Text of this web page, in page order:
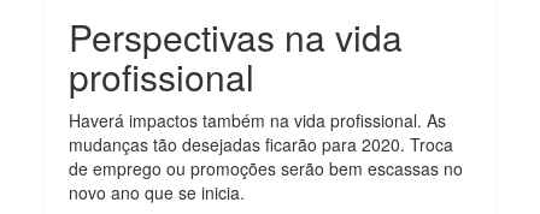
Perspectivas na vida
profissional
Haverá impactos também na vida profissional. As
mudanças tão desejadas ficarão para 2020. Troca
de emprego ou promoções serão bem escassas no
novo ano que se inicia.